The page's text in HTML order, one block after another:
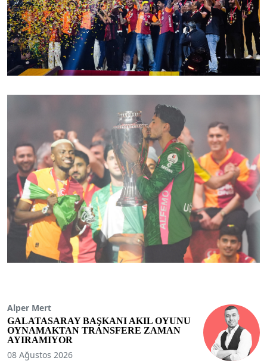
Alper Mert
GALATASARAY BAŞKANI AKIL OYUNU
OYNAMAKTAN TRANSFERE ZAMAN
AYIRAMIYOR
08 Ağustos 2026